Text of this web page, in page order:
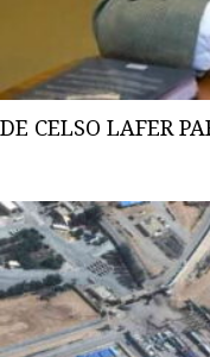
DE CELSO LAFER